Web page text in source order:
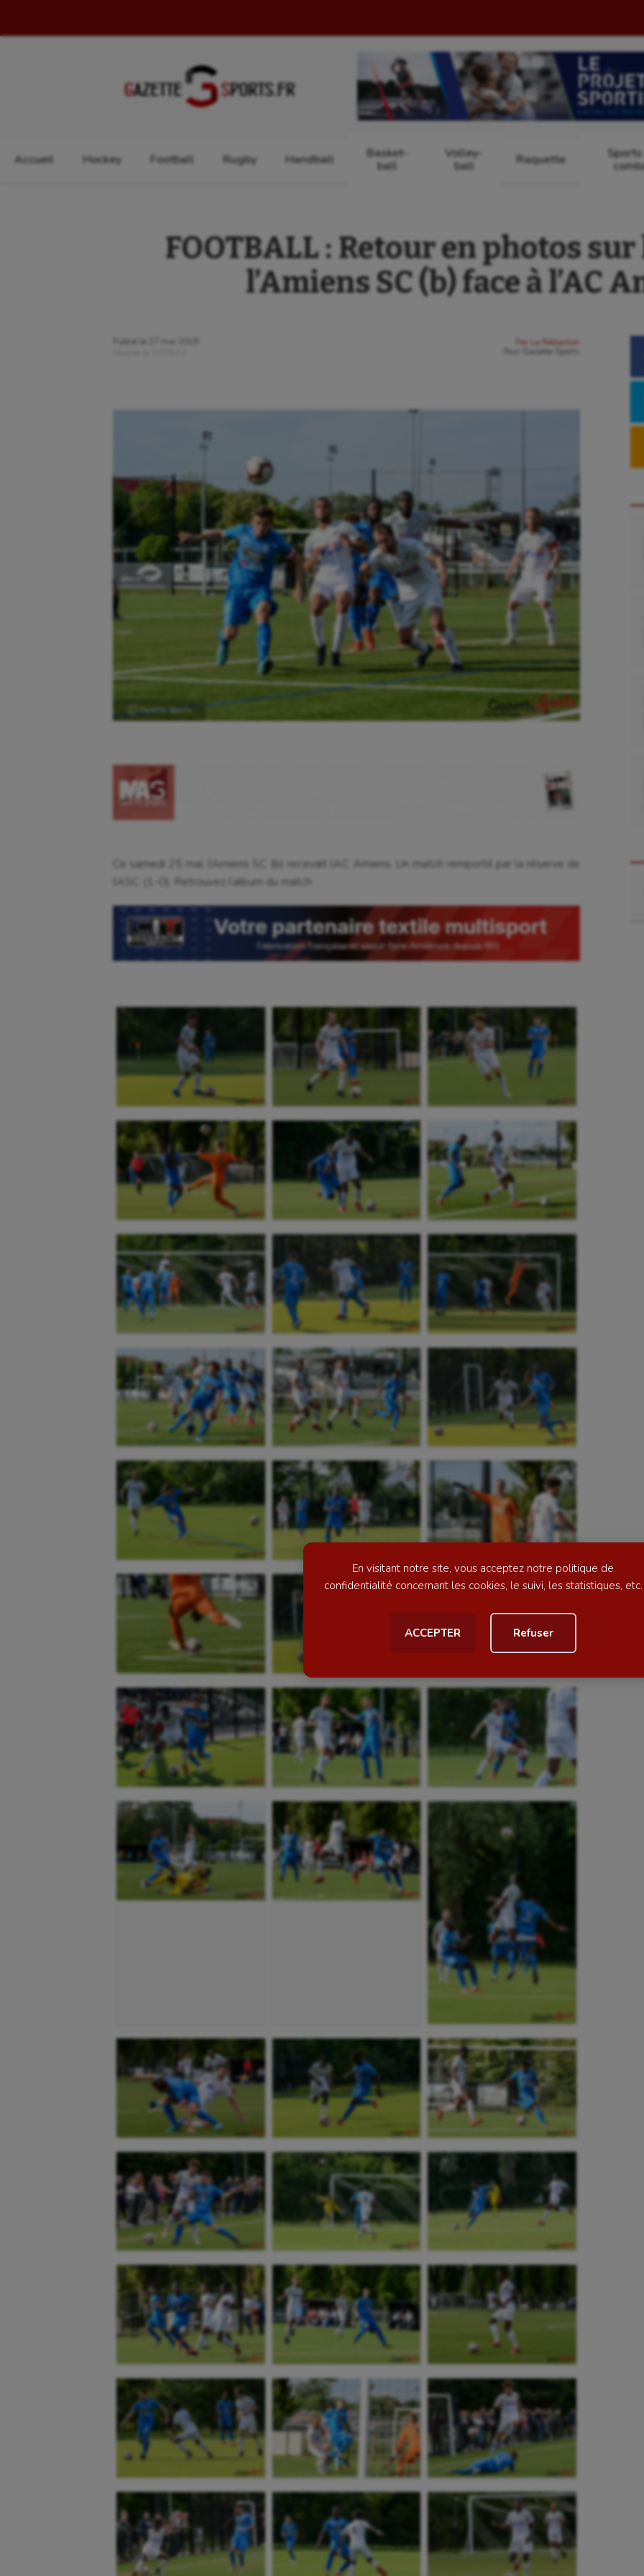
En visitant notre site, vous acceptez notre politique de
confidentialité concernant les cookies, le suivi, les statistiques, etc.
ACCEPTER Refuser
Accueil Hockey Football Rugby Handball
Basket-
ball
Volley-
ball
Raquette
Aéronautique
Athlétisme
Auto
Aviron
Ballon au poing
Boules lyonnaises
Canoë-kayak
Cerf Volant
Cheerleading
Course à pied
Crossfit
Cyclisme
Danse
Equitation
Escalade
Escrime
Fitness
Flag football
Football américain
Futsal
Golf
Gymnastique
Gymnastique rythmique
Haltérophilie
Handisport
Hippisme
Jeux Olympiques et Paralympiques
Kayak-polo
Korfbal
Longue paume
Moto
Natation artistique
Outdoor
Parkour
Patinage artistique
Pétanque
Plongée
Randonnée / Marche
Roller-derby
FOOTBALL : Retour en photos
l’Amiens SC (b) face à l’AC
Publié le
27 mai 2019
Par
La Rédaction
Gazette Sports
Ⓒ Gazette Sports
Ce samedi 25 mai, l’Amiens SC (b) recevait l’AC Amiens. Un match remporté par la réserve de
l’ASC (1-0). Retrouvez l’album du match.